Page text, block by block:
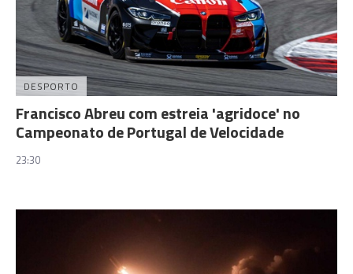
DESPORTO
Francisco Abreu com estreia 'agridoce' no
Campeonato de Portugal de Velocidade
23:30